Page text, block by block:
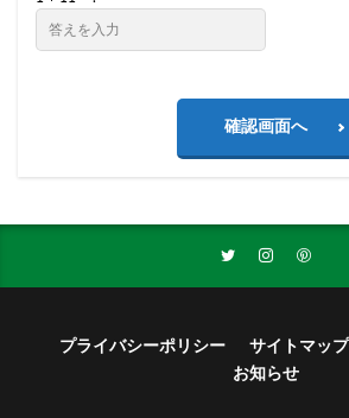
確認画面へ
プライバシーポリシー サイトマップ
お知らせ